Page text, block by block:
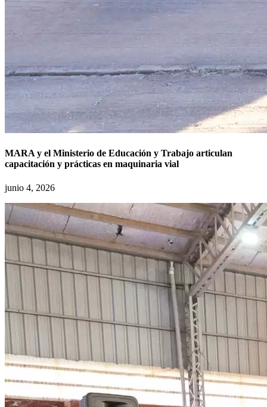
MARA y el Ministerio de Educación y Trabajo articulan
capacitación y prácticas en maquinaria vial
junio 4, 2026